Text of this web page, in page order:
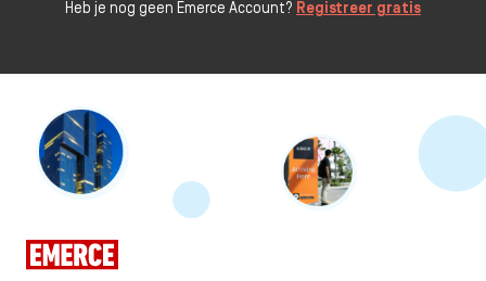
Heb je nog geen Emerce Account? Registreer gratis